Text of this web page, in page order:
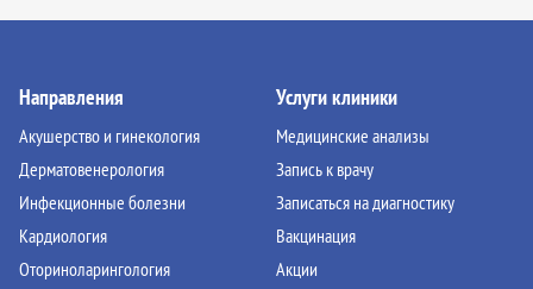
Направления
Акушерство и гинекология
Дерматовенерология
Инфекционные болезни
Кардиология
Оториноларингология
Услуги клиники
Медицинские анализы
Запись к врачу
Записаться на диагностику
Вакцинация
Акции